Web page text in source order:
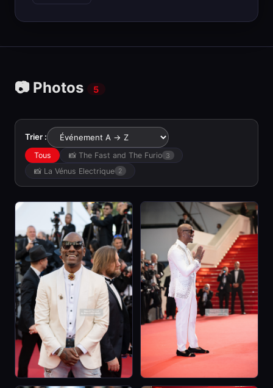
📷 Photos 5
Trier :
Tous 📸 The Fast and The Furio 3
📸 La Vénus Electrique 2